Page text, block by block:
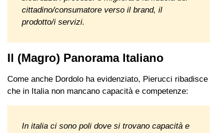
cittadino/consumatore verso il brand, il
prodotto/i servizi.
Il (Magro) Panorama Italiano
Come anche Dordolo ha evidenziato, Pierucci ribadisce
che in Italia non mancano capacità e competenze:
In italia ci sono poli dove si trovano capacità e